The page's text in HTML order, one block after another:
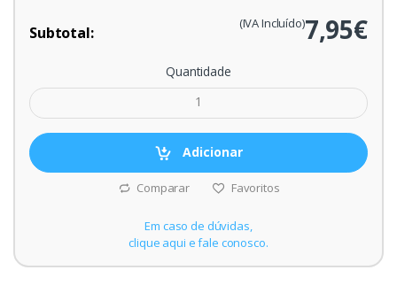
Subtotal: 7,95€
(IVA Incluído)
Quantidade
Adicionar
Comparar Favoritos
Em caso de dúvidas,
clique aqui e fale conosco.